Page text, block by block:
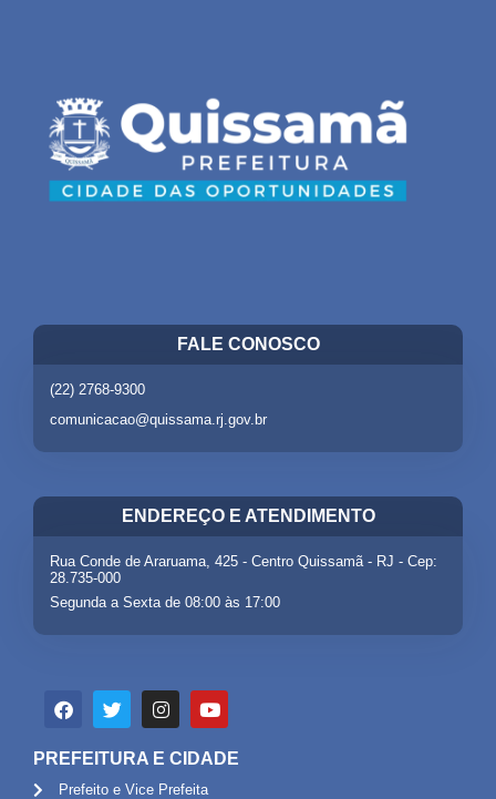
FALE CONOSCO
(22) 2768-9300
comunicacao@quissama.rj.gov.br
ENDEREÇO E ATENDIMENTO
Rua Conde de Araruama, 425 - Centro Quissamã - RJ - Cep:
28.735-000
Segunda a Sexta de 08:00 às 17:00
PREFEITURA E CIDADE
Prefeito e Vice Prefeita